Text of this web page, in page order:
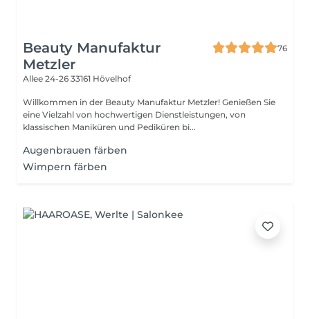
Beauty Manufaktur
Metzler
76
Allee 24-26 33161 Hövelhof
Willkommen in der Beauty Manufaktur Metzler! Genießen Sie
eine Vielzahl von hochwertigen Dienstleistungen, von
klassischen Maniküren und Pediküren bi...
Augenbrauen färben
Wimpern färben